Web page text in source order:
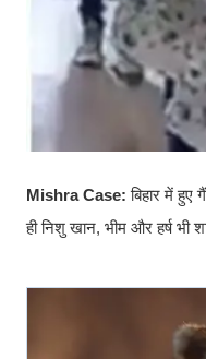
Mishra Case: बिहार में हुए
ही निशु खान, भीम और हर्ष भी